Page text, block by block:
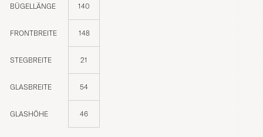
BÜGELLÄNGE 140
FRONTBREITE 148
STEGBREITE 21
GLASBREITE 54
GLASHÖHE 46